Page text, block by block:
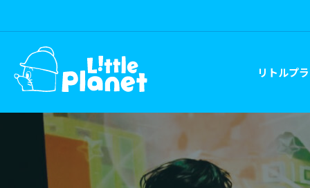
リトルプ